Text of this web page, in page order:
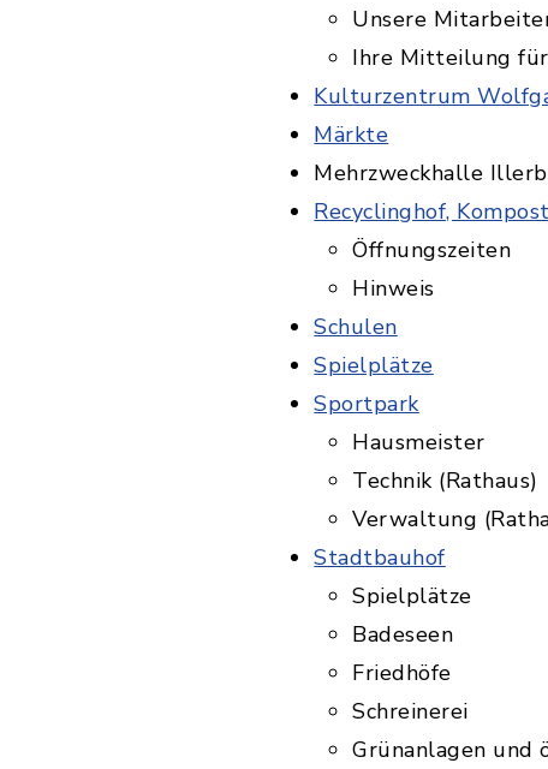
Unsere
Ihre Mitteilung
Kulturzentrum
Märkte
Mehrzweckhalle
Recyclinghof,
Öffnungszeiten
Hinweis
Schulen
Spielplätze
Sportpark
Hausmeister
Technik (Rathaus)
Verwaltung
Stadtbauhof
Spielplätze
Badeseen
Friedhöfe
Schreinerei
Grünanlagen und